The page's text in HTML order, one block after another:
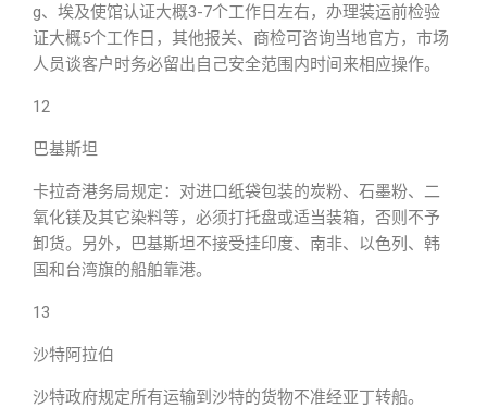
g、埃及使馆认证大概3-7个工作日左右，办理装运前检验
证大概5个工作日，其他报关、商检可咨询当地官方，市场
人员谈客户时务必留出自己安全范围内时间来相应操作。
12
巴基斯坦
卡拉奇港务局规定：对进口纸袋包装的炭粉、石墨粉、二
氧化镁及其它染料等，必须打托盘或适当装箱，否则不予
卸货。另外，巴基斯坦不接受挂印度、南非、以色列、韩
国和台湾旗的船舶靠港。
13
沙特阿拉伯
沙特政府规定所有运输到沙特的货物不准经亚丁转船。